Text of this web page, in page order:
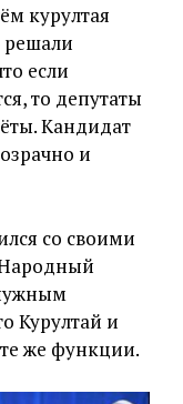
курултая
решали
если
то депутаты
Кандидат
и
со своими
Курултай и
же функции.